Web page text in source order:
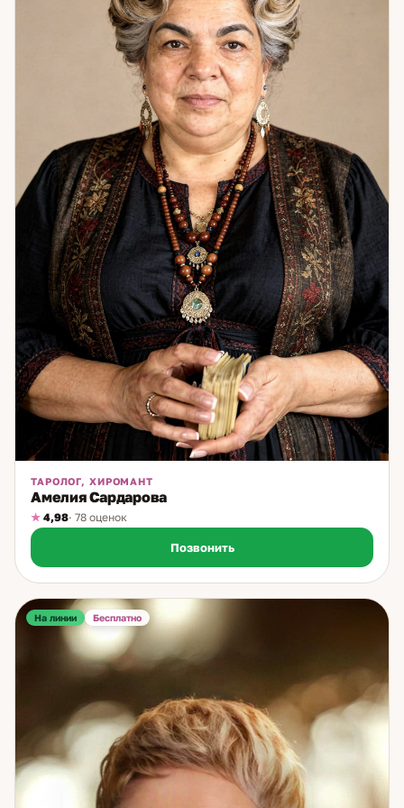
ТАРОЛОГ, ХИРОМАНТ
Амелия Сардарова
4,98· 78 оценок
Позвонить
На линии Бесплатно